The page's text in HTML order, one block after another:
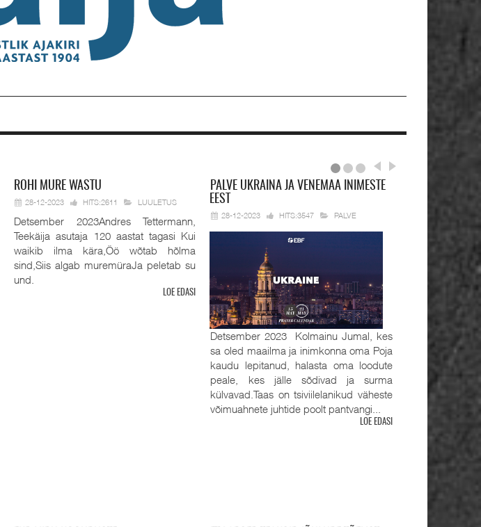
ROHI MURE WASTU
28-12-2023 HITS:2611 LUULETUS
Detsember 2023Andres Tettermann,
Teekäija asutaja 120 aastat tagasi Kui
waikib ilma kära,Öö wõtab hõlma
sind,Siis algab muremüraJa peletab su
und.
LOE EDASI
PALVE UKRAINA JA VENEMAA INIMESTE
EEST
28-12-2023 HITS:3547 PALVE
Detsember 2023 Kolmainu Jumal, kes
sa oled maailma ja inimkonna oma Poja
kaudu lepitanud, halasta oma loodute
peale, kes jälle sõdivad ja surma
külvavad.Taas on tsiviilelanikud väheste
võimuahnete juhtide poolt pantvangi...
LOE EDASI